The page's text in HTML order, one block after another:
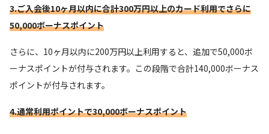
3.ご入会後10ヶ月以内に合計300万円以上のカード利用でさらに
50,000ボーナスポイント
さらに、10ヶ月以内に200万円以上利用すると、追加で50,000ボ
ーナスポイントが付与されます。この段階で合計140,000ボーナス
ポイントが付与されます。
4.通常利用ポイントで30,000ボーナスポイント